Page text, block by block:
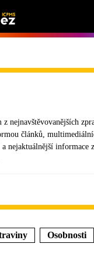
z nejnavštěvovanějších
článků,
nejaktuálnější informace
Osobnosti